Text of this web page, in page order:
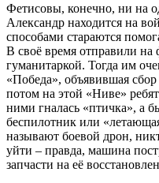
Фетисовы, конечно, ни на
Александр находится на
способами стараются
В своё время отправили на
гуманитаркой. Тогда им
«Победа», объявившая
потом на этой «Ниве»
ними гналась «птичка», а
беспилотник или
называют боевой дрон,
уйти – правда, машина
запчасти на её